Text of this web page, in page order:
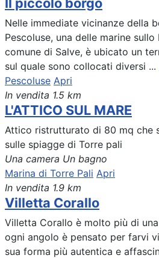
Nelle immediate vicinanze della
Pescoluse, una delle marine
comune di Salve, è ubicato un
sul quale sono collocati diversi ...
Pescoluse Apri
In vendita 1.5 km
L'ATTICO SUL MARE
Attico ristrutturato di 80 mq che
sulle spiagge di Torre pali
Una camera Un bagno
Marina di Torre Pali Apri
In vendita 1.9 km
Villetta Corallo
Villetta Corallo è molto più di
ogni angolo è pensato per farvi
sua forma più autentica e